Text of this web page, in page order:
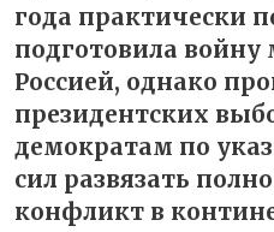
года практически
подготовила
Россией, однако
президентских
демократам по
сил развязать
конфликт в